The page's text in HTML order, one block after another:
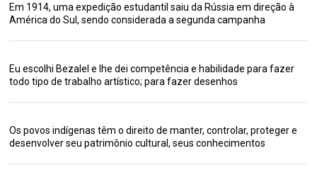
Em 1914, uma expedição estudantil saiu da Rússia em direção à
América do Sul, sendo considerada a segunda campanha
Eu escolhi Bezalel e lhe dei competência e habilidade para fazer
todo tipo de trabalho artístico; para fazer desenhos
Os povos indígenas têm o direito de manter, controlar, proteger e
desenvolver seu patrimônio cultural, seus conhecimentos